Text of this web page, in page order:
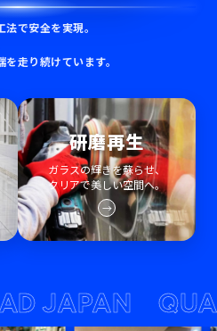
で安全を実現。
走り続けています。
研磨再生
ガラスの輝きを蘇らせ、
クリアで美しい空間へ。
→